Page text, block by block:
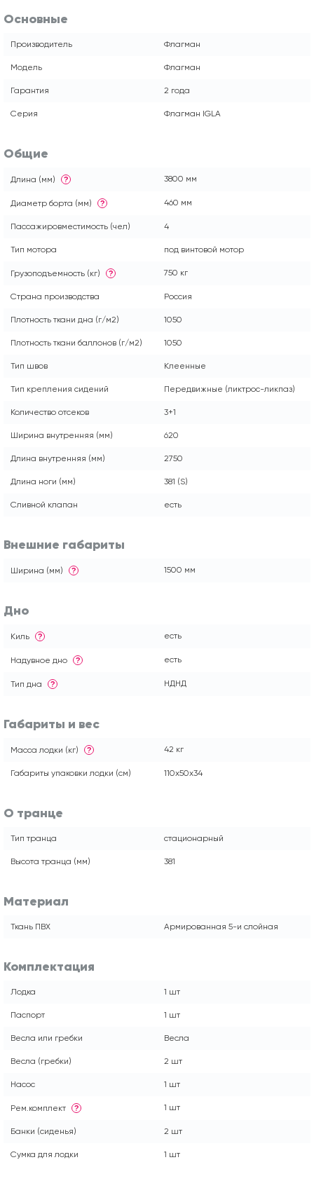
Основные
Производитель Флагман
Модель Флагман
Гарантия 2 года
Серия Флагман IGLA
Общие
Длина (мм) ? 3800 мм
Диаметр борта (мм) ? 460 мм
Пассажировместимость (чел) 4
Тип мотора под винтовой мотор
Грузоподъемность (кг) ? 750 кг
Страна производства Россия
Плотность ткани дна (г/м2) 1050
Плотность ткани баллонов (г/м2) 1050
Тип швов Клеенные
Тип крепления сидений Передвижные (ликтрос-ликпаз)
Количество отсеков 3+1
Ширина внутренняя (мм) 620
Длина внутренняя (мм) 2750
Длина ноги (мм) 381 (S)
Сливной клапан есть
Внешние габариты
Ширина (мм) ? 1500 мм
Дно
Киль ? есть
Надувное дно ? есть
Тип дна ? НДНД
Габариты и вес
Масса лодки (кг) ? 42 кг
Габариты упаковки лодки (см) 110x50x34
О транце
Тип транца стационарный
Высота транца (мм) 381
Материал
Ткань ПВХ Армированная 5-и слойная
Комплектация
Лодка 1 шт
Паспорт 1 шт
Весла или гребки Весла
Весла (гребки) 2 шт
Насос 1 шт
Рем.комплект ? 1 шт
Банки (сиденья) 2 шт
Сумка для лодки 1 шт